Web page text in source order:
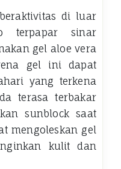
di luar
terpapar sinar
gel aloe vera
gel ini dapat
yang terkena
terasa terbakar
sunblock saat
mengoleskan gel
kulit dan